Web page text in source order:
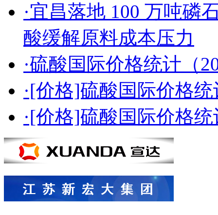
·宜昌落地 100 万吨磷
酸缓解原料成本压力
·硫酸国际价格统计（
·[价格]硫酸国际价格
·[价格]硫酸国际价格